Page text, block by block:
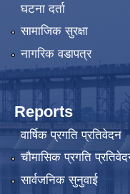
घटना दर्ता
सामाजिक सुरक्षा
नागरिक वडापत्र
Reports
वार्षिक प्रगति प्रतिवेदन
चौमासिक प्रगति
सार्वजनिक सुनुवाई